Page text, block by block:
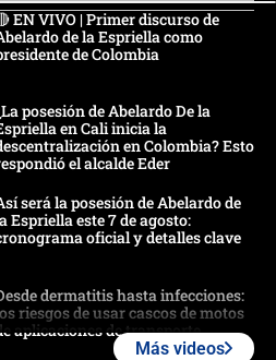
EN VIVO | Primer discurso de
de la Espriella como
de Colombia
posesión de Abelardo De la
en Cali inicia la
en Colombia? Esto
el alcalde Eder
será la posesión de Abelardo de
Espriella este 7 de agosto:
oficial y detalles clave
dermatitis hasta infecciones:
riesgos de usar cascos de motos
aplicaciones de transporte
Más videos